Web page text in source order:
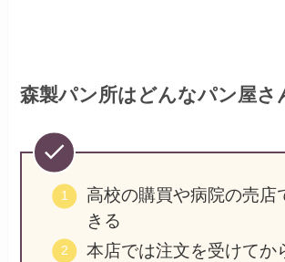
森製パン所はどんなパン屋さ
高校の購買や病院の売店
きる
本店では注文を受けてか